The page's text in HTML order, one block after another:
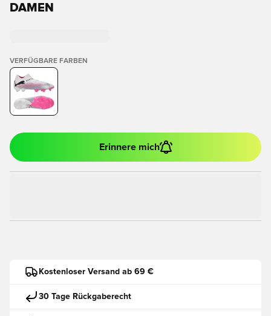
AMEN
VERFÜGBARE FARBEN
Erinnere mich
Kostenloser Versand ab 69 €
30 Tage Rückgaberecht